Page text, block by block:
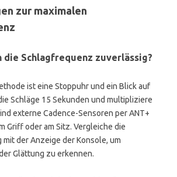
zur maximalen
die Schlagfrequenz zuverlässig?
ist eine Stoppuhr und ein Blick auf
Schläge 15 Sekunden und multipliziere
externe Cadence-Sensoren per ANT+
Griff oder am Sitz. Vergleiche die
der Anzeige der Konsole, um
Glättung zu erkennen.